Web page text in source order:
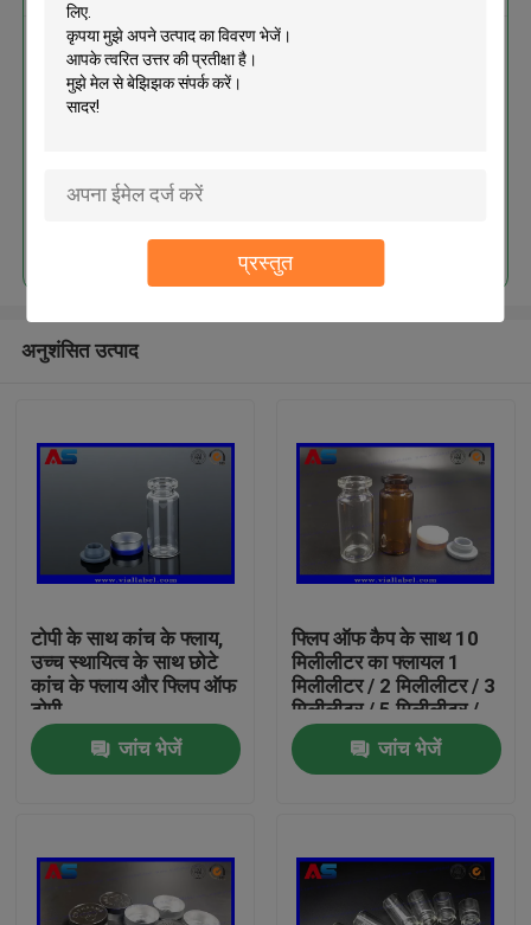
प्रस्तुत
घर
हमारे बारे में
स्पष्ट बाँझ इंजेक्शन छोटे ग्लास की बोतलें
खाली ग्लास की बोतलें लेबरोटोटिट टेसिंग
अनुशंसित उत्पाद
टोपी के साथ कांच के फ्लाय,
उच्च स्थायित्व के साथ छोटे
कांच के फ्लाय और फ्लिप ऑफ
टोपी
जांच भेजें
फ्लिप ऑफ कैप के साथ 10
मिलीलीटर का फ्लायल 1
मिलीलीटर / 2 मिलीलीटर / 3
मिलीलीटर / 5 मिलीलीटर /
10 मिलीलीटर क्षमता
जांच भेजें